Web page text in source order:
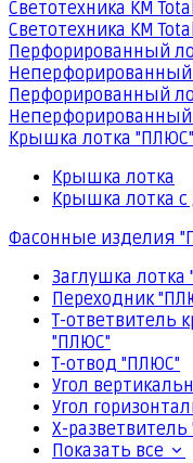
Светотехника КМ
Светотехника КМ
Перфорированный
Перфорированный
Крышка лотка "ПЛЮС"
Крышка лотка
Крышка лотка
Фасонные изделия
Заглушка
Переходник
Т-ответвитель
"ПЛЮС"
Т-отвод "ПЛЮС"
Угол
Угол
Х-
Показать все